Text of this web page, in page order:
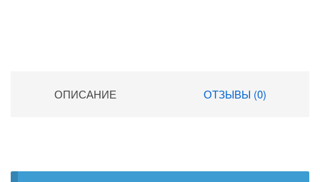
ОПИСАНИЕ ОТЗЫВЫ (0)